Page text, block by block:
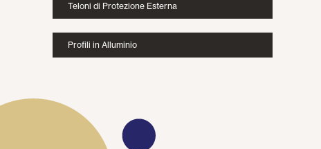
Teloni di Protezione Esterna
Profili in Alluminio